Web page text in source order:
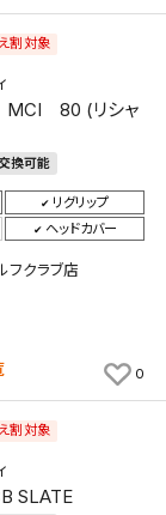
割対象
MCI 80 (リシャ
換可能
リグリップ
ヘッドカバー
フクラブ店
0
割対象
SLATE
致する商品
ント内の
保存検索条
上、保存し直
の「保存検